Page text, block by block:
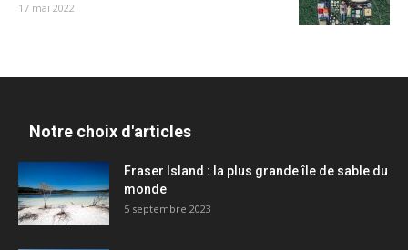
17 mai 2022
Notre choix d'articles
Fraser Island : la plus grande île de sable du
monde
5 septembre 2023